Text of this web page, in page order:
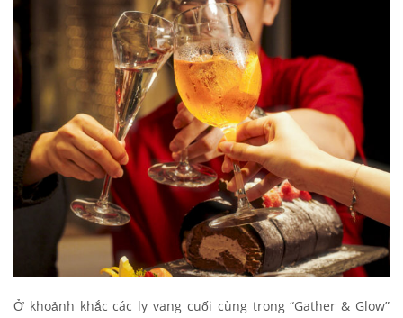
Ở khoảnh khắc các ly vang cuối cùng trong “Gather & Glow”